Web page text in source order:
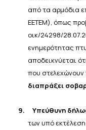
από τα αρμόδια
ΕΕΤΕΜ), όπως
οικ/24298/
ενημερότητας
αποδεικνύεται
που στελεχώνουν
διαπράξει
9. Υπεύθυνη
των υπό